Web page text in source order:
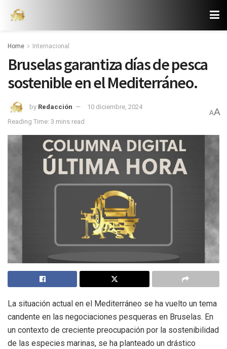
Home Internacional
Bruselas garantiza días de pesca
sostenible en el Mediterráneo.
by Redacción
10 diciembre, 2024
Reading Time: 3 mins read
AA
La situación actual en el Mediterráneo se ha vuelto un tema
candente en las negociaciones pesqueras en Bruselas. En
un contexto de creciente preocupación por la sostenibilidad
de las especies marinas, se ha planteado un drástico